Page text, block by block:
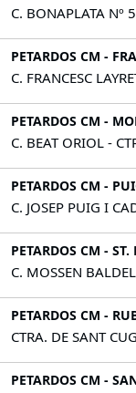
C. BONAPLATA Nº
PETARDOS CM -
C. FRANCESC
PETARDOS CM -
C. BEAT ORIOL -
PETARDOS CM -
C. JOSEP PUIG I
PETARDOS CM -
C. MOSSEN
PETARDOS CM -
CTRA. DE SANT
PETARDOS CM -